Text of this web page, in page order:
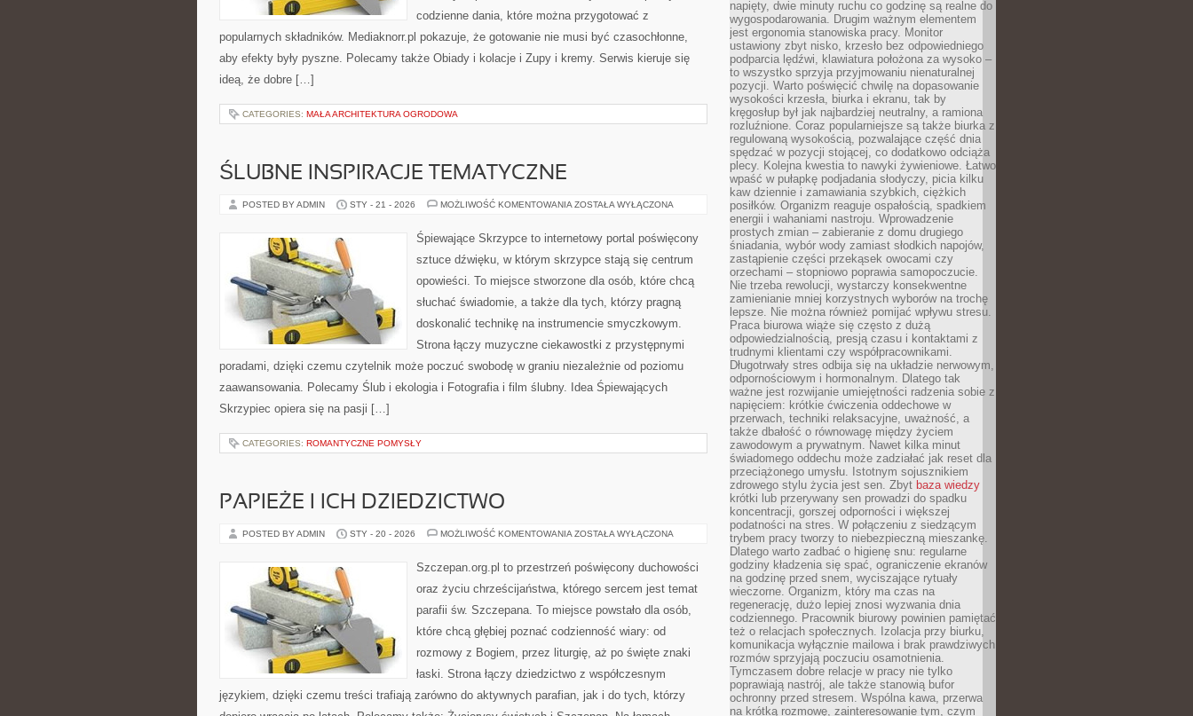
codzienne dania, które można przygotować z
popularnych składników. Mediaknorr.pl pokazuje, że gotowanie nie musi być czasochłonne,
aby efekty były pyszne. Polecamy także Obiady i kolacje i Zupy i kremy. Serwis kieruje się
ideą, że dobre […]
CATEGORIES: MAŁA ARCHITEKTURA OGRODOWA
ŚLUBNE INSPIRACJE TEMATYCZNE
POSTED BY ADMIN STY - 21 - 2026 MOŻLIWOŚĆ KOMENTOWANIA ŚLUBNE
ZOSTAŁA WYŁĄCZONA
Śpiewające Skrzypce to internetowy portal poświęcony
sztuce dźwięku, w którym skrzypce stają się centrum
opowieści. To miejsce stworzone dla osób, które chcą
słuchać świadomie, a także dla tych, którzy pragną
doskonalić technikę na instrumencie smyczkowym.
Strona łączy muzyczne ciekawostki z przystępnymi
poradami, dzięki czemu czytelnik może poczuć swobodę w graniu niezależnie od poziomu
zaawansowania. Polecamy Ślub i ekologia i Fotografia i film ślubny. Idea Śpiewających
Skrzypiec opiera się na pasji […]
CATEGORIES: ROMANTYCZNE POMYSŁY
PAPIEŻE I ICH DZIEDZICTWO
POSTED BY ADMIN STY - 20 - 2026 MOŻLIWOŚĆ KOMENTOWANIA PAPIEŻE
DZIEDZICTWO
ZOSTAŁA WYŁĄCZONA
Szczepan.org.pl to przestrzeń poświęcony duchowości
oraz życiu chrześcijaństwa, którego sercem jest temat
parafii św. Szczepana. To miejsce powstało dla osób,
które chcą głębiej poznać codzienność wiary: od
rozmowy z Bogiem, przez liturgię, aż po święte znaki
łaski. Strona łączy dziedzictwo z współczesnym
językiem, dzięki czemu treści trafiają zarówno do aktywnych parafian, jak i do tych, którzy
napięty, dwie minuty ruchu co godzinę są realne do
wygospodarowania. Drugim ważnym elementem
jest ergonomia stanowiska pracy. Monitor
ustawiony zbyt nisko, krzesło bez odpowiedniego
podparcia lędźwi, klawiatura położona za wysoko –
to wszystko sprzyja przyjmowaniu nienaturalnej
pozycji. Warto poświęcić chwilę na dopasowanie
wysokości krzesła, biurka i ekranu, tak by
kręgosłup był jak najbardziej neutralny, a ramiona
rozluźnione. Coraz popularniejsze są także biurka z
regulowaną wysokością, pozwalające część dnia
spędzać w pozycji stojącej, co dodatkowo odciąża
plecy. Kolejna kwestia to nawyki żywieniowe. Łatwo
wpaść w pułapkę podjadania słodyczy, picia kilku
kaw dziennie i zamawiania szybkich, ciężkich
posiłków. Organizm reaguje ospałością, spadkiem
energii i wahaniami nastroju. Wprowadzenie
prostych zmian – zabieranie z domu drugiego
śniadania, wybór wody zamiast słodkich napojów,
zastąpienie części przekąsek owocami czy
orzechami – stopniowo poprawia samopoczucie.
Nie trzeba rewolucji, wystarczy konsekwentne
zamienianie mniej korzystnych wyborów na trochę
lepsze. Nie można również pomijać wpływu stresu.
Praca biurowa wiąże się często z dużą
odpowiedzialnością, presją czasu i kontaktami z
trudnymi klientami czy współpracownikami.
Długotrwały stres odbija się na układzie nerwowym,
odpornościowym i hormonalnym. Dlatego tak
ważne jest rozwijanie umiejętności radzenia sobie z
napięciem: krótkie ćwiczenia oddechowe w
przerwach, techniki relaksacyjne, uważność, a
także dbałość o równowagę między życiem
zawodowym a prywatnym. Nawet kilka minut
świadomego oddechu może zadziałać jak reset dla
przeciążonego umysłu. Istotnym sojusznikiem
zdrowego stylu życia jest sen. Zbyt baza wiedzy
krótki lub przerywany sen prowadzi do spadku
koncentracji, gorszej odporności i większej
podatności na stres. W połączeniu z siedzącym
trybem pracy tworzy to niebezpieczną mieszankę.
Dlatego warto zadbać o higienę snu: regularne
godziny kładzenia się spać, ograniczenie ekranów
na godzinę przed snem, wyciszające rytuały
wieczorne. Organizm, który ma czas na
regenerację, dużo lepiej znosi wyzwania dnia
codziennego. Pracownik biurowy powinien pamiętać
też o relacjach społecznych. Izolacja przy biurku,
komunikacja wyłącznie mailowa i brak prawdziwych
rozmów sprzyjają poczuciu osamotnienia.
Tymczasem dobre relacje w pracy nie tylko
poprawiają nastrój, ale także stanowią bufor
ochronny przed stresem. Wspólna kawa, przerwa
na krótką rozmowę, zainteresowanie tym, czym